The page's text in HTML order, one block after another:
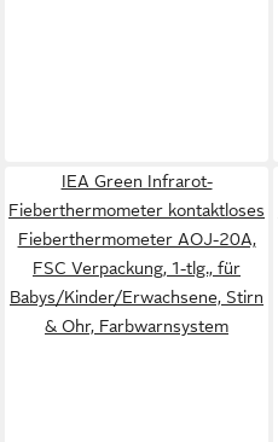
IEA Green Infrarot-
Fieberthermometer kontaktloses
Fieberthermometer AOJ-20A,
FSC Verpackung, 1-tlg., für
Babys/Kinder/Erwachsene, Stirn
& Ohr, Farbwarnsystem